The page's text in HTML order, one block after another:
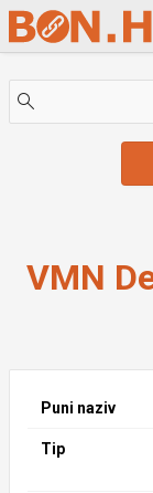
Skip to Main Content
VMN
Puni naziv
Tip